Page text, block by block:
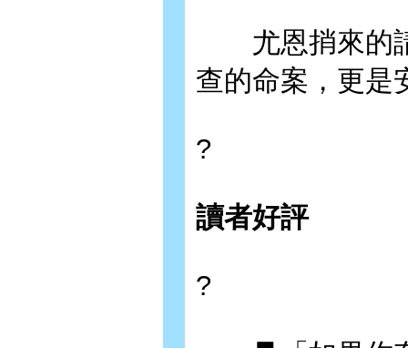
尤恩捎來的請
查的命案，更
?
讀者好評
?